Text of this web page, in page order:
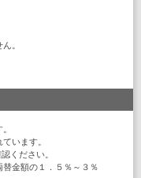
。
います。
ください。
替金額の１．５％～３％